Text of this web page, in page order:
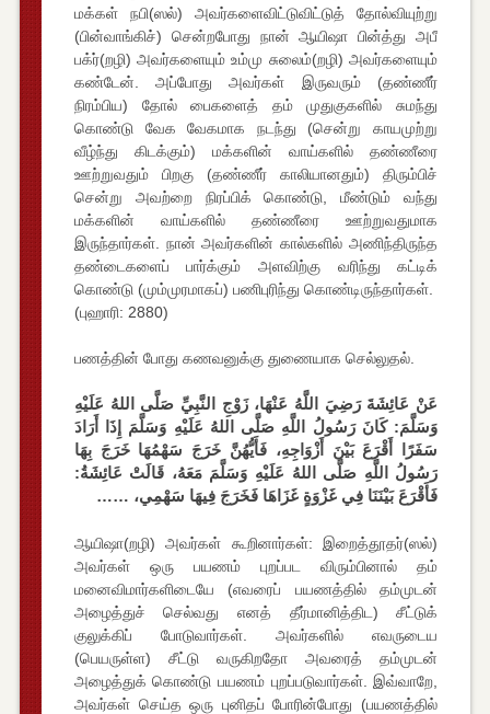
மக்கள் நபி(ஸல்) அவர்களைவிட்டுவிட்டுத் தோல்வியுற்று
(பின்வாங்கிச்) சென்றபோது நான் ஆயிஷா பின்த்து அபீ
பக்ர்(றழி) அவர்களையும் உம்மு சுலைம்(றழி) அவர்களையும்
கண்டேன். அப்போது அவர்கள் இருவரும் (தண்ணீர்
நிரம்பிய) தோல் பைகளைத் தம் முதுகுகளில் சுமந்து
கொண்டு வேக வேகமாக நடந்து (சென்று காயமுற்று
வீழ்ந்து கிடக்கும்) மக்களின் வாய்களில் தண்ணீரை
ஊற்றுவதும் பிறகு (தண்ணீர் காலியானதும்) திரும்பிச்
சென்று அவற்றை நிரப்பிக் கொண்டு, மீண்டும் வந்து
மக்களின் வாய்களில் தண்ணீரை ஊற்றுவதுமாக
இருந்தார்கள். நான் அவர்களின் கால்களில் அணிந்திருந்த
தண்டைகளைப் பார்க்கும் அளவிற்கு வரிந்து கட்டிக்
கொண்டு (மும்முரமாகப்) பணிபுரிந்து கொண்டிருந்தார்கள்.
(புஹாரி: 2880)
பணத்தின் போது கணவனுக்கு துணையாக செல்லுதல்.
عَنْ عَائِشَةَ رَضِيَ اللَّهُ عَنْهَا، زَوْجِ النَّبِيِّ صَلَّى اللهُ عَلَيْهِ
وَسَلَّمَ: كَانَ رَسُولُ اللَّهِ صَلَّى اللهُ عَلَيْهِ وَسَلَّمَ إِذَا أَرَادَ
سَفَرًا أَقْرَعَ بَيْنَ أَزْوَاجِهِ، فَأَيُّهُنَّ خَرَجَ سَهْمُهَا خَرَجَ بِهَا
رَسُولُ اللَّهِ صَلَّى اللهُ عَلَيْهِ وَسَلَّمَ مَعَهُ، قَالَتْ عَائِشَةُ:
فَأَقْرَعَ بَيْنَنَا فِي غَزْوَةٍ غَزَاهَا فَخَرَجَ فِيهَا سَهْمِي، ……
ஆயிஷா(றழி) அவர்கள் கூறினார்கள்: இறைத்தூதர்(ஸல்)
அவர்கள் ஒரு பயணம் புறப்பட விரும்பினால் தம்
மனைவிமார்களிடையே (எவரைப் பயணத்தில் தம்முடன்
அழைத்துச் செல்வது எனத் தீர்மானித்திட) சீட்டுக்
குலுக்கிப் போடுவார்கள். அவர்களில் எவருடைய
(பெயருள்ள) சீட்டு வருகிறதோ அவரைத் தம்முடன்
அழைத்துக் கொண்டு பயணம் புறப்படுவார்கள். இவ்வாறே,
அவர்கள் செய்த ஒரு புனிதப் போரின்போது (பயணத்தில்